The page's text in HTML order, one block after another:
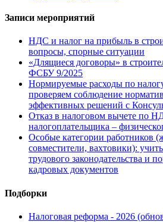
Записи мероприятий
НДС и налог на прибыль в
вопросы, спорные ситуации
«Длящиеся договоры» в
ФСБУ 9/2025
Нормируемые расходы по
проверяем соблюдение
эффективных решений с
Отказ в налоговом вычете по
налогоплательщика –
Особые категории работников
совместители, вахтовики):
трудового законодательства и
кадровых документов
Подборки
Налоговая реформа - 2026